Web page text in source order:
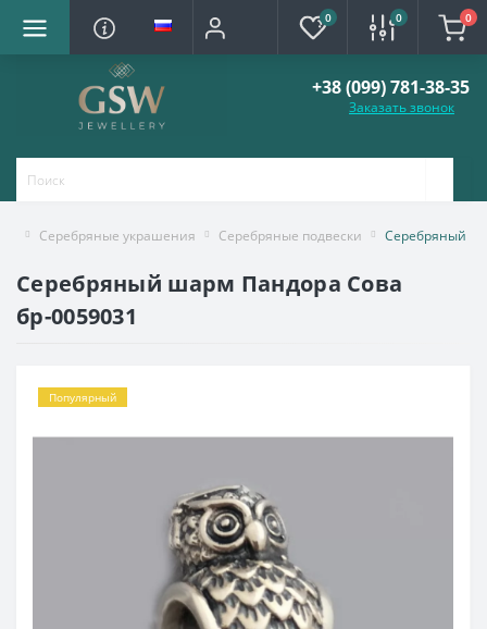
0 0 0
+38 (099) 781-38-35
Заказать звонок
Серебряные украшения Серебряные подвески Серебряный
Серебряный шарм Пандора Сова
бр-0059031
Популярный